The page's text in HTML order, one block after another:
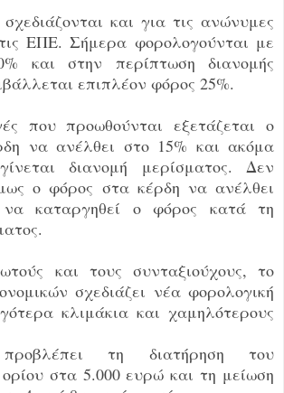
και για τις ανώνυμες
ΕΠΕ. Σήμερα φορολογούνται με
και στην περίπτωση διανομής
επιπλέον φόρος 25%.
που προωθούνται εξετάζεται ο
να ανέλθει στο 15% και ακόμα
διανομή μερίσματος. Δεν
ο φόρος στα κέρδη να ανέλθει
καταργηθεί ο φόρος κατά τη
και τους συνταξιούχους, το
σχεδιάζει νέα φορολογική
κλιμάκια και χαμηλότερους
τη διατήρηση του
στα 5.000 ευρώ και τη μείωση